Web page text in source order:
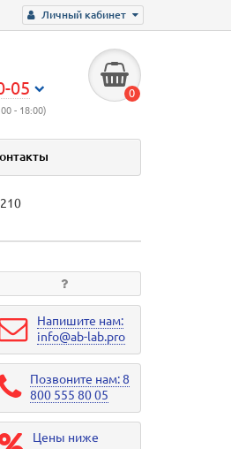
Личный кабинет
05
- 18:00)
0
Напишите нам:
info@ab-lab.pro
Позвоните нам: 8
800 555 80 05
Цены ниже